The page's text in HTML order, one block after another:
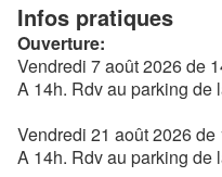
Infos pratiques
Ouverture:
Vendredi 7 août 2026 de
A 14h. Rdv au parking de
Vendredi 21 août 2026 de
A 14h. Rdv au parking de